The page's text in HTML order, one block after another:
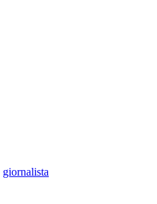
giornalista